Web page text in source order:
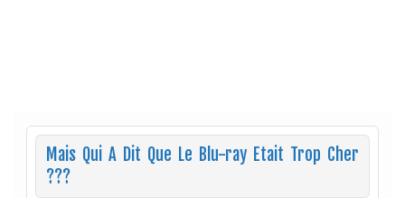
Mais Qui A Dit Que Le Blu-ray Etait Trop Cher
???